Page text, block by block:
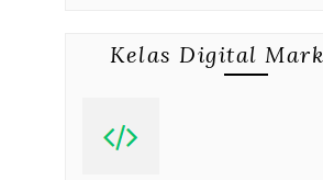
Kelas Digital